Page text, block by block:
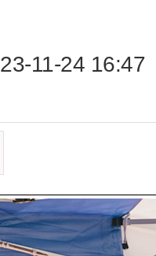
23-11-24 16:47